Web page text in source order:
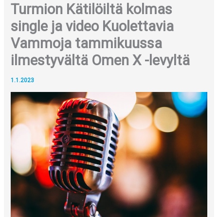
Turmion Kätilöiltä kolmas
single ja video Kuolettavia
Vammoja tammikuussa
ilmestyvältä Omen X -levyltä
1.1.2023